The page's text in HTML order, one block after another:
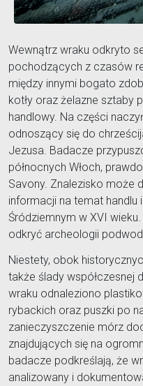
Wewnątrz wraku odkryto
pochodzących z czasów
między innymi bogato
kotły oraz żelazne sztaby
handlowy. Na części
odnoszący się do
Jezusa. Badacze
północnych Włoch,
Savony. Znalezisko może
informacji na temat handlu
Śródziemnym w XVI
odkryć archeologii
Niestety, obok
także ślady współczesnej
wraku odnaleziono
rybackich oraz puszki po
zanieczyszczenie mórz
znajdujących się na
badacze podkreślają, że
analizowany i